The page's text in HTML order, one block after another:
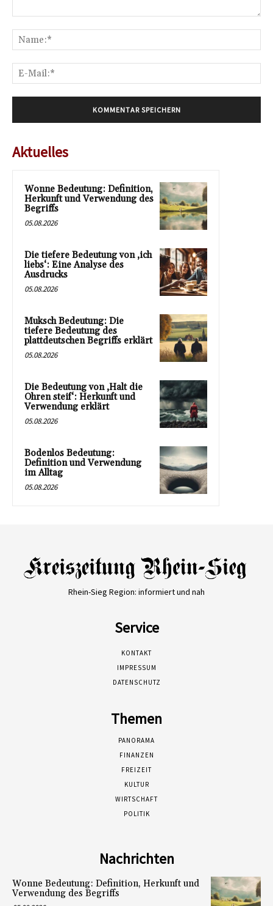
Aktuelles
Wonne Bedeutung: Definition,
Herkunft und Verwendung des
Begriffs
05.08.2026
Die tiefere Bedeutung von ‚ich
liebs‘: Eine Analyse des
Ausdrucks
05.08.2026
Muksch Bedeutung: Die
tiefere Bedeutung des
plattdeutschen Begriffs erklärt
05.08.2026
Die Bedeutung von ‚Halt die
Ohren steif‘: Herkunft und
Verwendung erklärt
05.08.2026
Bodenlos Bedeutung:
Definition und Verwendung
im Alltag
05.08.2026
Rhein-Sieg Region: informiert und nah
Service
KONTAKT
IMPRESSUM
DATENSCHUTZ
Themen
PANORAMA
FINANZEN
FREIZEIT
KULTUR
WIRTSCHAFT
POLITIK
Nachrichten
Wonne Bedeutung: Definition, Herkunft und
Verwendung des Begriffs